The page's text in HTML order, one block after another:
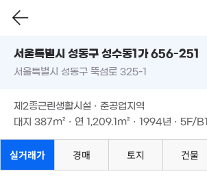
서울특별시 성동구 성수동1가 656-251
서울특별시 성동구 뚝섬로 325-1
제2종근린생활시설 · 준공업지역
대지 387m² · 연 1,209.1m² · 1994년 · 5F/B1
실거래가 경매 토지 건물